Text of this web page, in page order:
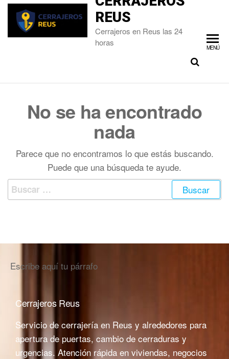
REUS
Cerrajeros en Reus las 24
horas
MENÚ
No se ha encontrado
nada
Parece que no encontramos lo que estás buscando.
Puede que una búsqueda te ayude.
Escribe aquí tu párrafo
Cerrajeros Reus
Servicio de cerrajería en Reus y alrededores para
apertura de puertas, cambio de cerraduras y
urgencias. Atención rápida en viviendas, negocios